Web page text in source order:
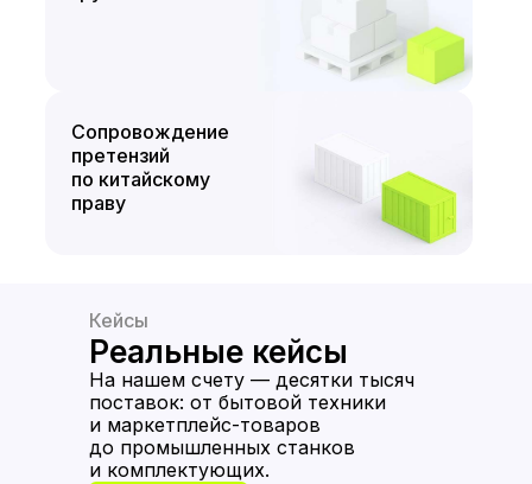
Сопровождение
претензий
по китайскому
праву
Кейсы
Реальные кейсы
На нашем счету — десятки тысяч
поставок: от бытовой техники
и маркетплейс-товаров
до промышленных станков
и комплектующих.